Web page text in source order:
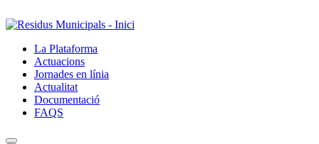
al
principalLa Plataforma
Actuacions
Jornades en línia
Actualitat
Documentació
FAQS